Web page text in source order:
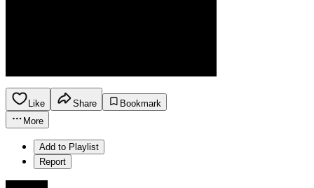
Like Share
Bookmark
More
Add to Playlist
Report